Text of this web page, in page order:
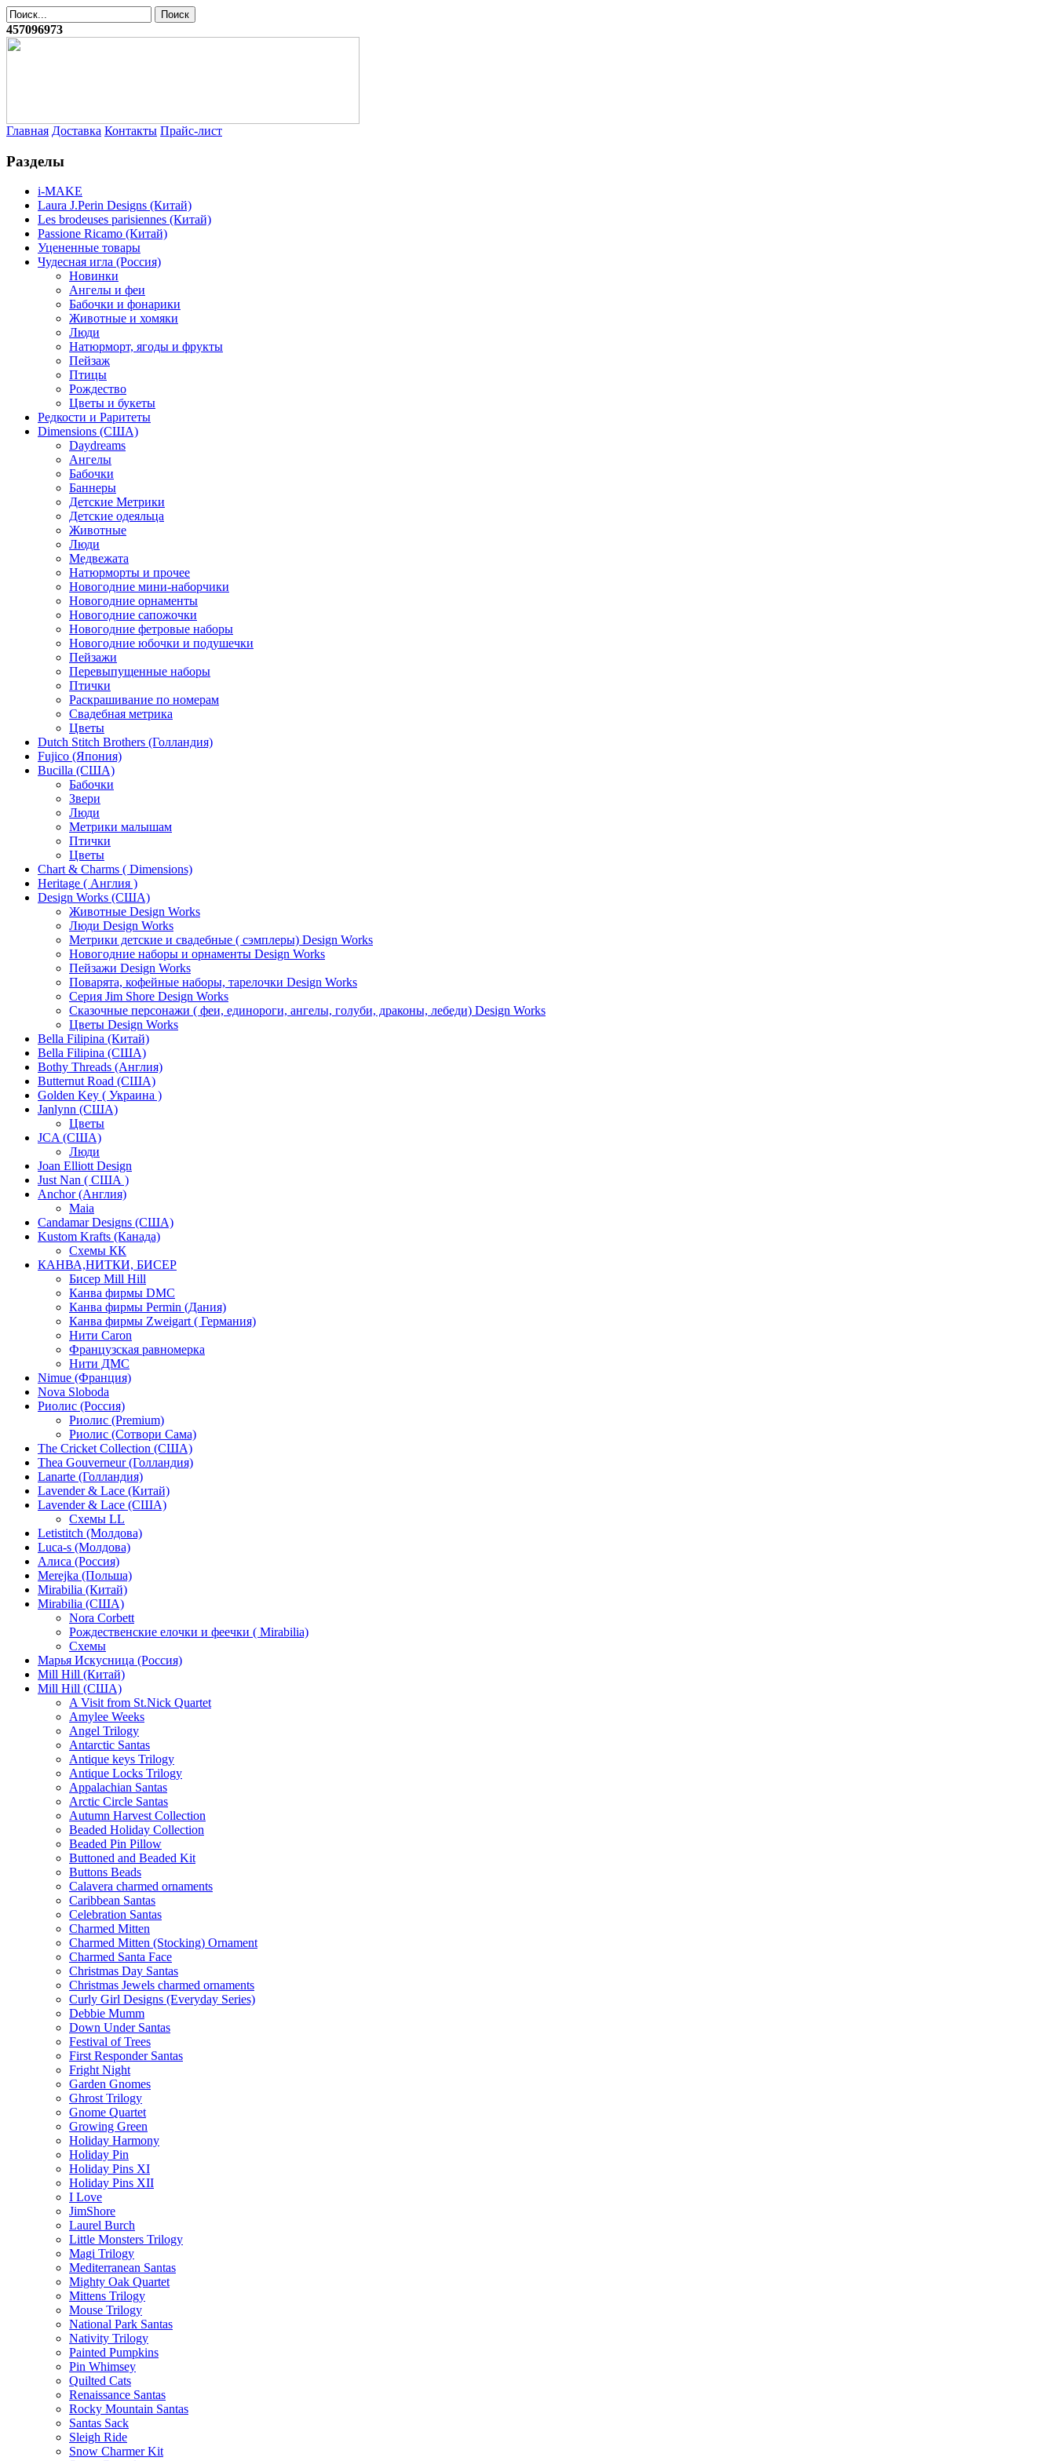
457096973
Главная Доставка Контакты Прайс-лист
Разделы
i-MAKE
Laura J.Perin Designs (Китай)
Les brodeuses parisiennes (Китай)
Passione Ricamo (Китай)
Уцененные товары
Чудесная игла (Россия)
Новинки
Ангелы и феи
Бабочки и фонарики
Животные и хомяки
Люди
Натюрморт, ягоды и фрукты
Пейзаж
Птицы
Рождество
Цветы и букеты
Редкости и Раритеты
Dimensions (США)
Daydreams
Ангелы
Бабочки
Баннеры
Детские Метрики
Детские одеяльца
Животные
Люди
Медвежата
Натюрморты и прочее
Новогодние мини-наборчики
Новогодние орнаменты
Новогодние сапожочки
Новогодние фетровые наборы
Новогодние юбочки и подушечки
Пейзажи
Перевыпущенные наборы
Птички
Раскрашивание по номерам
Свадебная метрика
Цветы
Dutch Stitch Brothers (Голландия)
Fujico (Япония)
Bucilla (США)
Бабочки
Звери
Люди
Метрики малышам
Птички
Цветы
Chart & Charms ( Dimensions)
Heritage ( Англия )
Design Works (США)
Животные Design Works
Люди Design Works
Метрики детские и свадебные ( сэмплеры) Design Works
Новогодние наборы и орнаменты Design Works
Пейзажи Design Works
Поварята, кофейные наборы, тарелочки Design Works
Серия Jim Shore Design Works
Сказочные персонажи ( феи, единороги, ангелы, голуби, драконы, лебеди) Design Works
Цветы Design Works
Bella Filipina (Китай)
Bella Filipina (США)
Bothy Threads (Англия)
Butternut Road (США)
Golden Key ( Украина )
Janlynn (США)
Цветы
JCA (США)
Люди
Joan Elliott Design
Just Nan ( США )
Anchor (Англия)
Maia
Candamar Designs (США)
Kustom Krafts (Канада)
Схемы КК
КАНВА,НИТКИ, БИСЕР
Бисер Mill Hill
Канва фирмы DMC
Канва фирмы Permin (Дания)
Канва фирмы Zweigart ( Германия)
Нити Caron
Французская равномерка
Нити ДМС
Nimue (Франция)
Nova Sloboda
Риолис (Россия)
Риолис (Premium)
Риолис (Сотвори Сама)
The Cricket Collection (США)
Thea Gouverneur (Голландия)
Lanarte (Голландия)
Lavender & Lace (Китай)
Lavender & Lace (США)
Схемы LL
Letistitch (Молдова)
Luca-s (Молдова)
Алиса (Россия)
Merejka (Польша)
Mirabilia (Китай)
Mirabilia (США)
Nora Corbett
Рождественские елочки и феечки ( Mirabilia)
Схемы
Марья Искусница (Россия)
Mill Hill (Китай)
Mill Hill (США)
A Visit from St.Nick Quartet
Amylee Weeks
Angel Trilogy
Antarctic Santas
Antique keys Trilogy
Antique Locks Trilogy
Appalachian Santas
Arctic Circle Santas
Autumn Harvest Collection
Beaded Holiday Collection
Beaded Pin Pillow
Buttoned and Beaded Kit
Buttons Beads
Calavera charmed ornaments
Caribbean Santas
Celebration Santas
Charmed Mitten
Charmed Mitten (Stocking) Ornament
Charmed Santa Face
Christmas Day Santas
Christmas Jewels charmed ornaments
Curly Girl Designs (Everyday Series)
Debbie Mumm
Down Under Santas
Festival of Trees
First Responder Santas
Fright Night
Garden Gnomes
Ghrost Trilogy
Gnome Quartet
Growing Green
Holiday Harmony
Holiday Pin
Holiday Pins XI
Holiday Pins XII
I Love
JimShore
Laurel Burch
Little Monsters Trilogy
Magi Trilogy
Mediterranean Santas
Mighty Oak Quartet
Mittens Trilogy
Mouse Trilogy
National Park Santas
Nativity Trilogy
Painted Pumpkins
Pin Whimsey
Quilted Cats
Renaissance Santas
Rocky Mountain Santas
Santas Sack
Sleigh Ride
Snow Charmer Kit